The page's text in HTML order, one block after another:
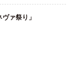
ァ祭り」